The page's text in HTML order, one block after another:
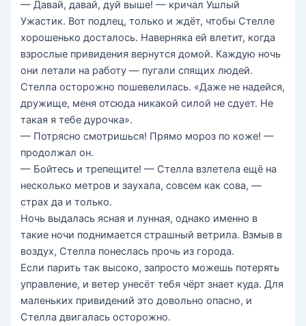
— Давай, давай, дуй выше! — кричал Ушлый
Ужастик. Вот подлец, только и ждёт, чтобы Стелле
хорошенько досталось. Наверняка ей влетит, когда
взрослые привидения вернутся домой. Каждую ночь
они летали на работу — пугали спящих людей.
Стелла осторожно пошевелилась. «Даже не надейся,
дружище, меня отсюда никакой силой не сдует. Не
такая я тебе дурочка».
— Потрясно смотришься! Прямо мороз по коже! —
продолжал он.
— Бойтесь и трепещите! — Стелла взлетела ещё на
несколько метров и заухала, совсем как сова, —
страх да и только.
Ночь выдалась ясная и лунная, однако именно в
такие ночи поднимается страшный ветрила. Взмыв в
воздух, Стелла понеслась прочь из города.
Если парить так высоко, запросто можешь потерять
управление, и ветер унесёт тебя чёрт знает куда. Для
маленьких привидений это довольно опасно, и
Стелла двигалась осторожно.